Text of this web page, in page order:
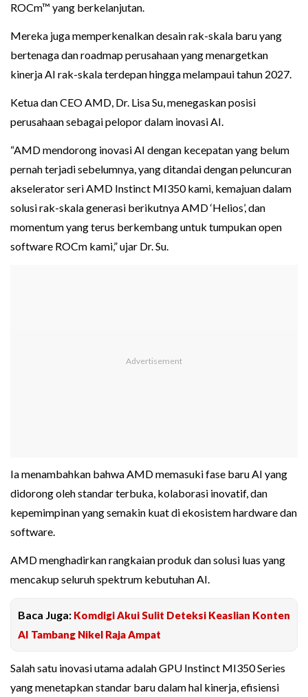
ROCm™ yang berkelanjutan.
Mereka juga memperkenalkan desain rak-skala baru yang
bertenaga dan roadmap perusahaan yang menargetkan
kinerja AI rak-skala terdepan hingga melampaui tahun 2027.
Ketua dan CEO AMD, Dr. Lisa Su, menegaskan posisi
perusahaan sebagai pelopor dalam inovasi AI.
“AMD mendorong inovasi AI dengan kecepatan yang belum
pernah terjadi sebelumnya, yang ditandai dengan peluncuran
akselerator seri AMD Instinct MI350 kami, kemajuan dalam
solusi rak-skala generasi berikutnya AMD ‘Helios’, dan
momentum yang terus berkembang untuk tumpukan open
software ROCm kami,” ujar Dr. Su.
Ia menambahkan bahwa AMD memasuki fase baru AI yang
didorong oleh standar terbuka, kolaborasi inovatif, dan
kepemimpinan yang semakin kuat di ekosistem hardware dan
software.
AMD menghadirkan rangkaian produk dan solusi luas yang
mencakup seluruh spektrum kebutuhan AI.
Baca Juga: Komdigi Akui Sulit Deteksi Keaslian Konten
AI Tambang Nikel Raja Ampat
Salah satu inovasi utama adalah GPU Instinct MI350 Series
yang menetapkan standar baru dalam hal kinerja, efisiensi